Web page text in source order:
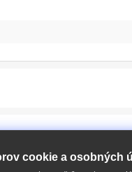
cookie a osobných